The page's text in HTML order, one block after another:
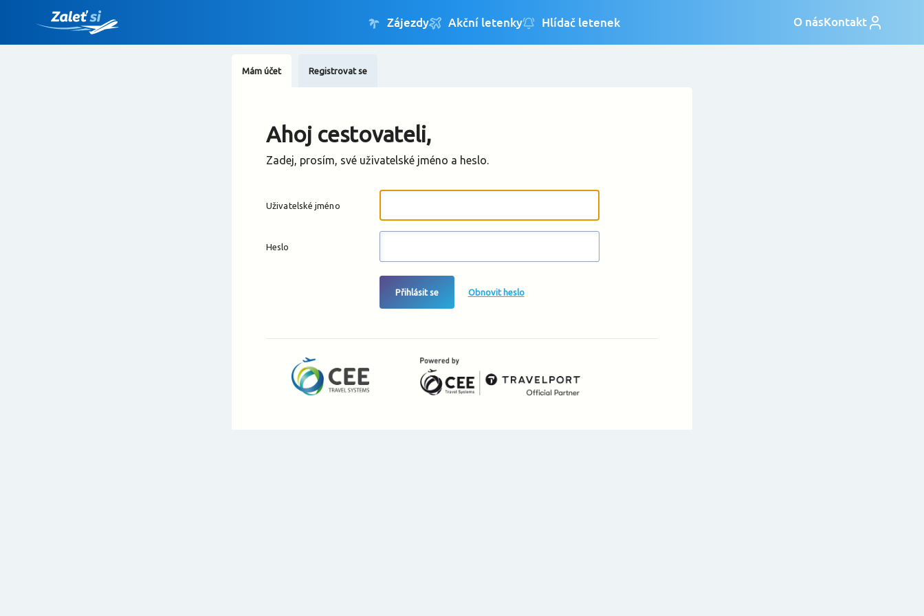
Mám účet Registrovat se
Ahoj cestovateli,
Zadej, prosím, své uživatelské jméno a heslo.
Uživatelské jméno
Heslo
Přihlásit se Obnovit heslo